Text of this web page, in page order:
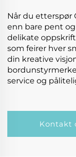
Når du etterspør
enn bare pent
delikate
som feirer hver
din kreative
service og
Kontakt